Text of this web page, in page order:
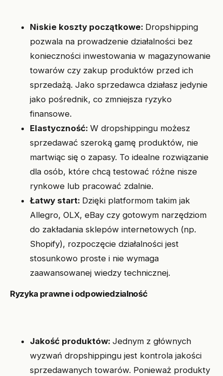
Niskie koszty początkowe: Dropshipping
pozwala na prowadzenie działalności bez
konieczności inwestowania w magazynowanie
towarów czy zakup produktów przed ich
sprzedażą. Jako sprzedawca działasz jedynie
jako pośrednik, co zmniejsza ryzyko
finansowe.
Elastyczność: W dropshippingu możesz
sprzedawać szeroką gamę produktów, nie
martwiąc się o zapasy. To idealne rozwiązanie
dla osób, które chcą testować różne nisze
rynkowe lub pracować zdalnie.
Łatwy start: Dzięki platformom takim jak
Allegro, OLX, eBay czy gotowym narzędziom
do zakładania sklepów internetowych (np.
Shopify), rozpoczęcie działalności jest
stosunkowo proste i nie wymaga
zaawansowanej wiedzy technicznej.
Ryzyka prawne i odpowiedzialność
Jakość produktów: Jednym z głównych
wyzwań dropshippingu jest kontrola jakości
sprzedawanych towarów. Ponieważ produkty